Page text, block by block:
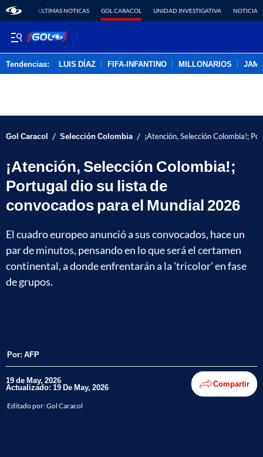
ÚLTIMAS NOTICAS GOL CARACOL UNIDAD INVESTIGATIVA NOTICIAS
Tendencias: LUIS DÍAZ FIFA-INFANTINO MILLONARIOS
Gol Caracol / Selección Colombia / ¡Atención, Selección Colombia!;
¡Atención, Selección Colombia!;
Portugal dio su lista de
convocados para el Mundial 2026
El cuadro europeo anunció a sus convocados, hace un
par de minutos, pensando en lo que será el certamen
continental, a donde enfrentarán a la 'tricolor' en fase
de grupos.
Por: AFP
19 de May, 2026
Actualizado: 19 De May, 2026 Compartir
Editado por:Gol Caracol